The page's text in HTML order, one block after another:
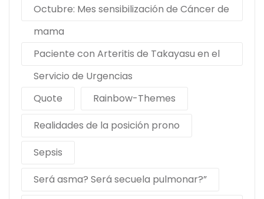
Octubre: Mes sensibilización de Cáncer de
mama
Paciente con Arteritis de Takayasu en el
Servicio de Urgencias
Quote
Rainbow-Themes
Realidades de la posición prono
Sepsis
Será asma? Será secuela pulmonar?”